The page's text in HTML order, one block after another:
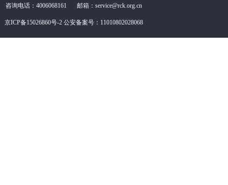
咨询电话：4006068161 邮箱：service@rck.org.cn
京ICP备15026860号-2公安备案号：11010802028068